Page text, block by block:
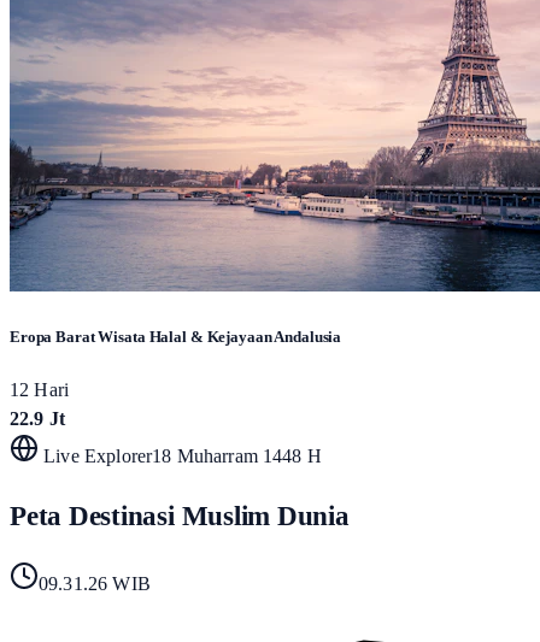
Eropa Barat Wisata Halal & Kejayaan Andalusia
12 Hari
22.9 Jt
Live Explorer18 Muharram 1448 H
Peta Destinasi Muslim Dunia
09.31.28 WIB